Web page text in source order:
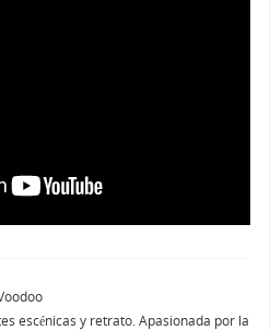
escénicas y retrato. Apasionada por la